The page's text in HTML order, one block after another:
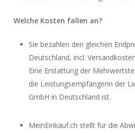
Welche Kosten fallen an?
Sie bezahlen den gleichen
Deutschland, incl.
Eine Erstattung der
die Leistungsempfängerin der
GmbH in Deutschland ist.
MeinEinkauf.ch stellt für die